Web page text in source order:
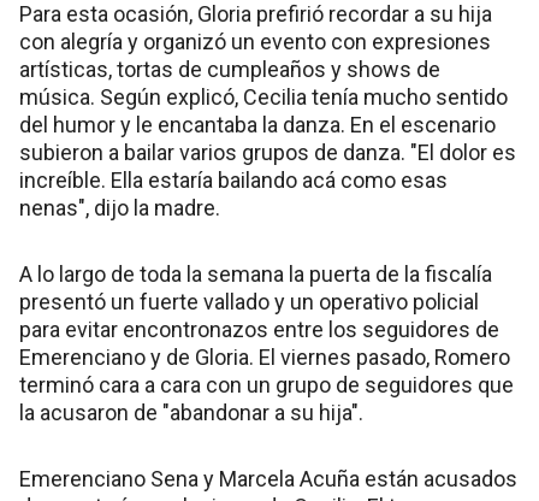
Para esta ocasión, Gloria prefirió recordar a su hija
con alegría y organizó un evento con expresiones
artísticas, tortas de cumpleaños y shows de
música. Según explicó, Cecilia tenía mucho sentido
del humor y le encantaba la danza. En el escenario
subieron a bailar varios grupos de danza. "El dolor es
increíble. Ella estaría bailando acá como esas
nenas", dijo la madre.
A lo largo de toda la semana la puerta de la fiscalía
presentó un fuerte vallado y un operativo policial
para evitar encontronazos entre los seguidores de
Emerenciano y de Gloria. El viernes pasado, Romero
terminó cara a cara con un grupo de seguidores que
la acusaron de "abandonar a su hija".
Emerenciano Sena y Marcela Acuña están acusados